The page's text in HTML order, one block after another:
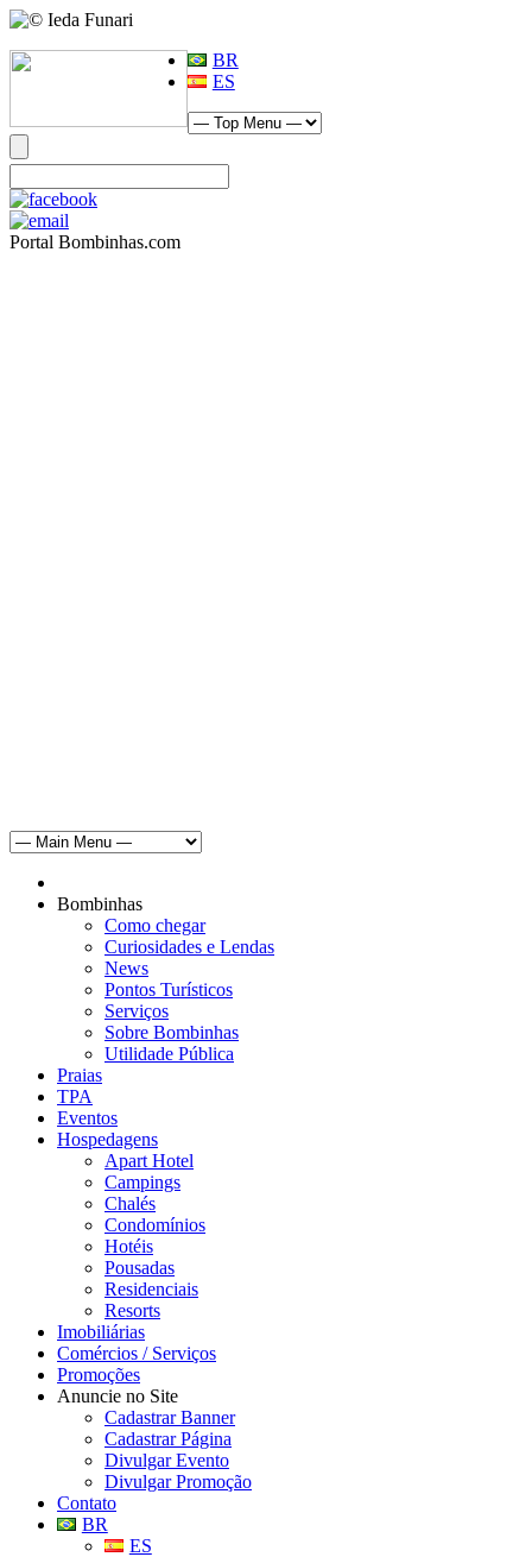
BR
ES
Portal Bombinhas.com
Bombinhas
Como chegar
Curiosidades e Lendas
News
Pontos Turísticos
Serviços
Sobre Bombinhas
Utilidade Pública
Praias
TPA
Eventos
Hospedagens
Apart Hotel
Campings
Chalés
Condomínios
Hotéis
Pousadas
Residenciais
Resorts
Imobiliárias
Comércios / Serviços
Promoções
Anuncie no Site
Cadastrar Banner
Cadastrar Página
Divulgar Evento
Divulgar Promoção
Contato
BR
ES